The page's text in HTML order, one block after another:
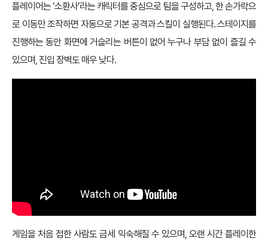
플레이어는 ‘소환사’라는 캐릭터를 중심으로 팀을 구성하고, 한 손가락으
로 이동만 조작하면 자동으로 기본 공격과 스킬이 실행된다. 스테이지를
진행하는 동안 화면에 거슬리는 버튼이 없어 누구나 부담 없이 즐길 수
있으며, 진입 장벽도 매우 낮다.
게임을 처음 접한 사람도 금세 익숙해질 수 있으며, 오랜 시간 플레이한